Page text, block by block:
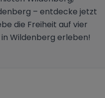
– entdecke jetzt
die Freiheit auf vier
Wildenberg erleben!